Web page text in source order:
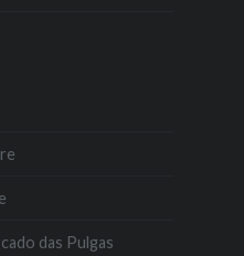
das Pulgas